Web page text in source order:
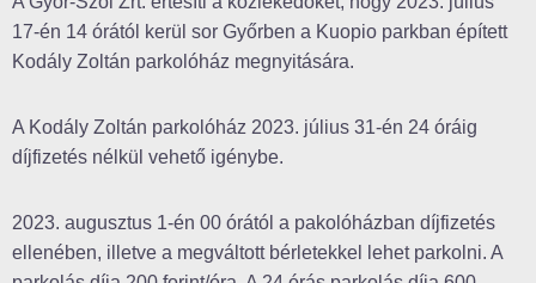
17-én 14 órától kerül sor Győrben a Kuopio parkban épített
Kodály Zoltán parkolóház megnyitására.
A Kodály Zoltán parkolóház 2023. július 31-én 24 óráig
díjfizetés nélkül vehető igénybe.
2023. augusztus 1-én 00 órától a pakolóházban díjfizetés
ellenében, illetve a megváltott bérletekkel lehet parkolni. A